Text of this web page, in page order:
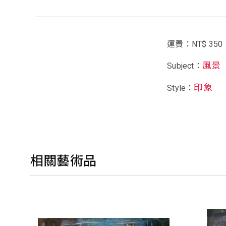
運費：NT$ 350
Subject： 風景
Style：印象
相關藝術品